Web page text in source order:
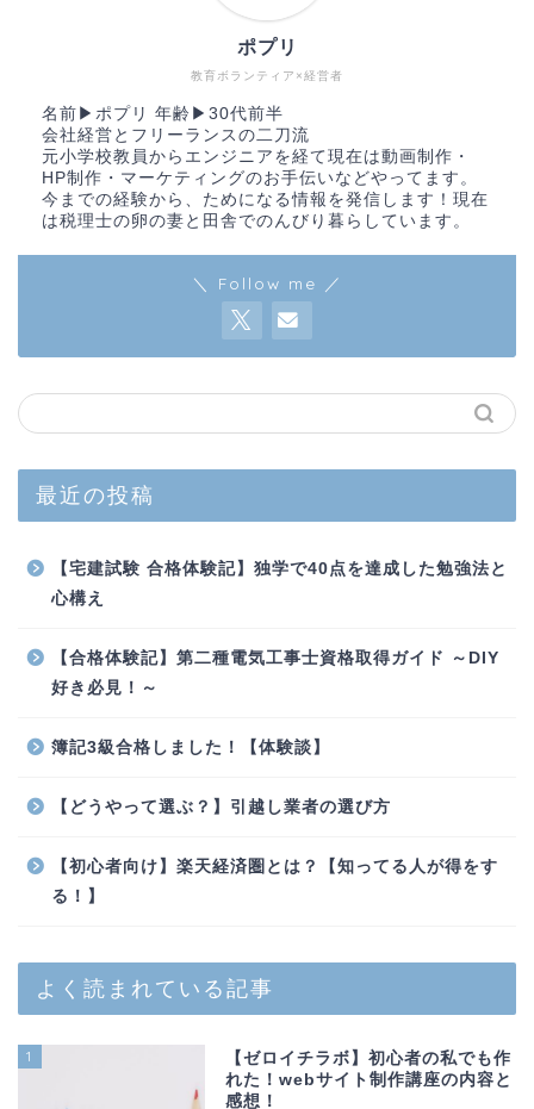
教育ボランティア×経営者
ポプリ
名前▶︎ポプリ 年齢▶︎30代前半
会社経営とフリーランスの二刀流
元小学校教員からエンジニアを経て現在は動画制作・
HP制作・マーケティングのお手伝いなどやってます。
今までの経験から、ためになる情報を発信します！現在
は税理士の卵の妻と田舎でのんびり暮らしています。
＼ Follow me ／
最近の投稿
【宅建試験 合格体験記】独学で40点を達成した勉強法と
心構え
【合格体験記】第二種電気工事士資格取得ガイド ～DIY
好き必見！～
簿記3級合格しました！【体験談】
【どうやって選ぶ？】引越し業者の選び方
【初心者向け】楽天経済圏とは？【知ってる人が得をす
る！】
よく読まれている記事
1
【ゼロイチラボ】初心者の私でも作
れた！webサイト制作講座の内容と
感想！